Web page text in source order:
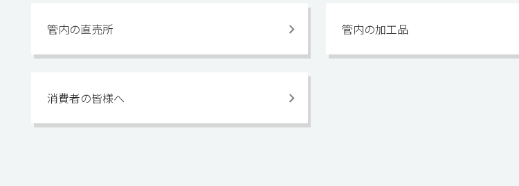
管内の直売所 管内の加工品
消費者の皆様へ